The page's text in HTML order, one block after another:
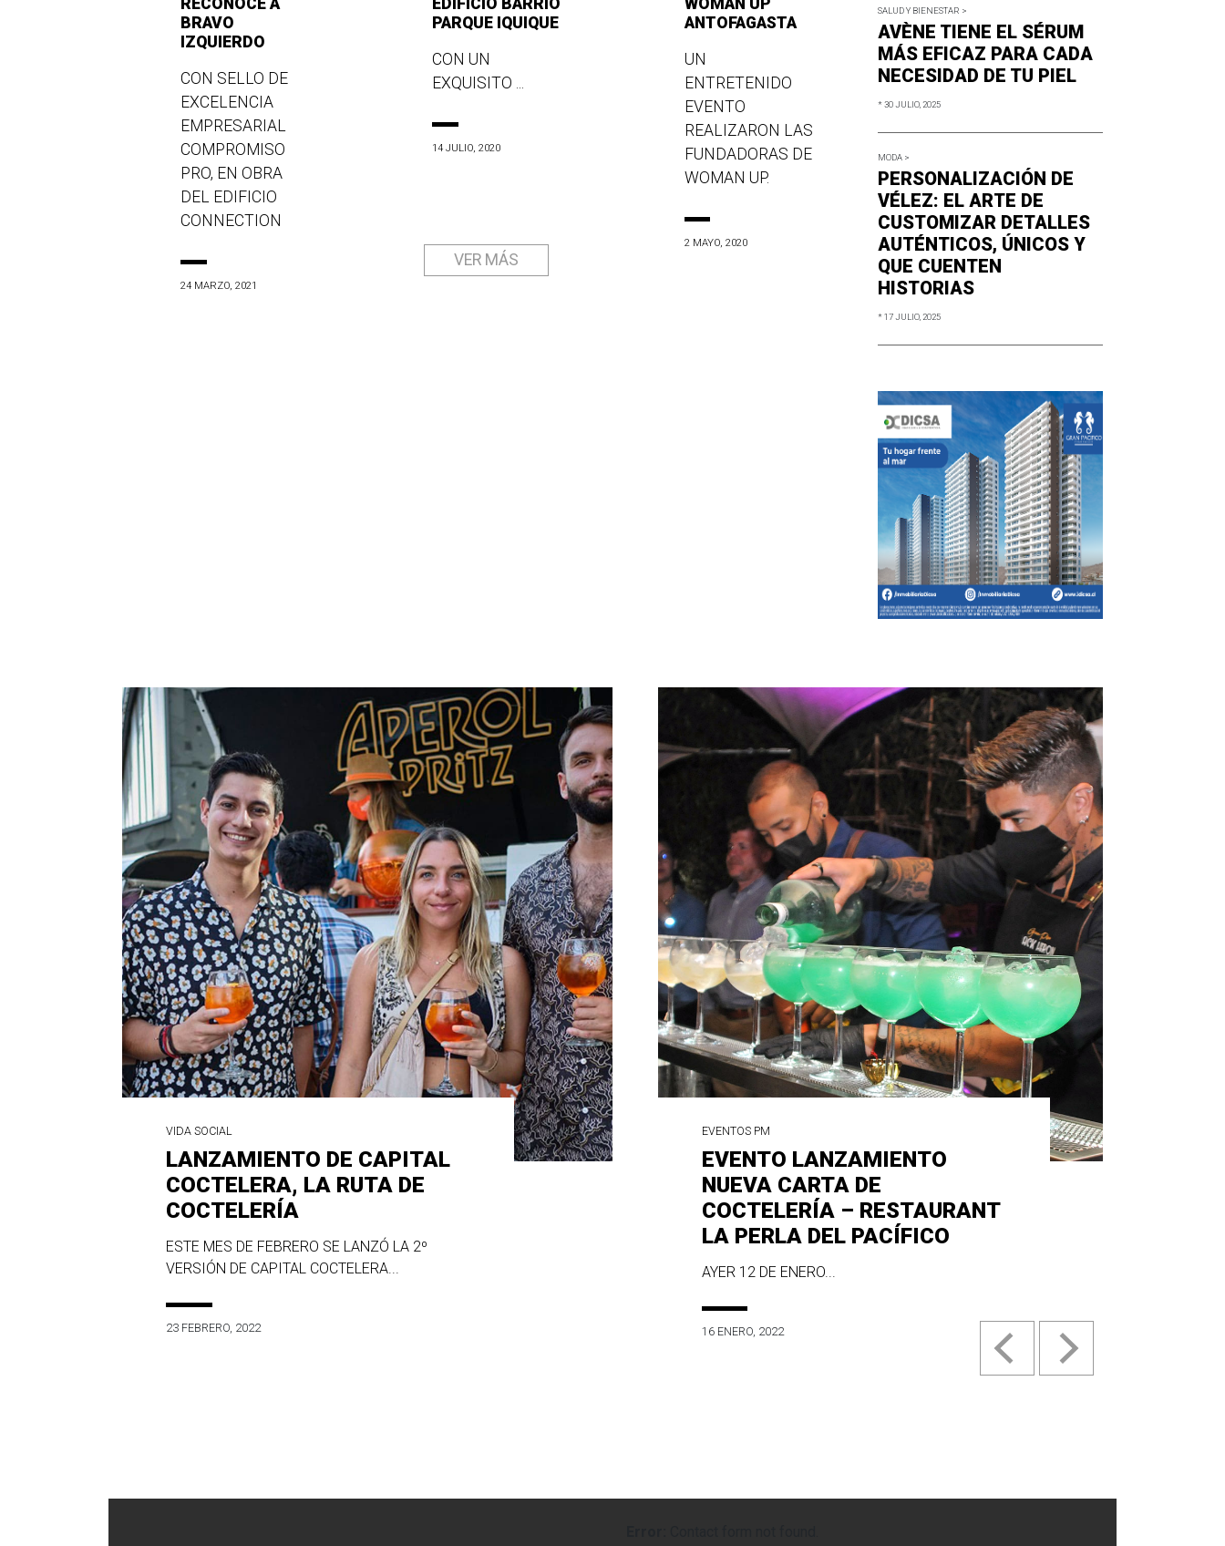
RECONOCE A
BRAVO
IZQUIERDO
CON SELLO DE
EXCELENCIA
EMPRESARIAL
COMPROMISO
PRO, EN OBRA
DEL EDIFICIO
CONNECTION
24 MARZO, 2021
EDIFICIO BARRIO
PARQUE IQUIQUE
CON UN
EXQUISITO ...
14 JULIO, 2020
WOMAN UP
ANTOFAGASTA
UN
ENTRETENIDO
EVENTO
REALIZARON LAS
FUNDADORAS DE
WOMAN UP.
2 MAYO, 2020
VER MÁS
SALUD Y BIENESTAR >
AVÈNE TIENE EL SÉRUM
MÁS EFICAZ PARA CADA
NECESIDAD DE TU PIEL
* 30 JULIO, 2025
MODA >
PERSONALIZACIÓN DE
VÉLEZ: EL ARTE DE
CUSTOMIZAR DETALLES
AUTÉNTICOS, ÚNICOS Y
QUE CUENTEN
HISTORIAS
* 17 JULIO, 2025
VIDA SOCIAL
LANZAMIENTO DE CAPITAL
COCTELERA, LA RUTA DE
COCTELERÍA
ESTE MES DE FEBRERO SE LANZÓ LA 2º
VERSIÓN DE CAPITAL COCTELERA...
23 FEBRERO, 2022
EVENTOS PM
EVENTO LANZAMIENTO
NUEVA CARTA DE
COCTELERÍA – RESTAURANT
LA PERLA DEL PACÍFICO
AYER 12 DE ENERO...
16 ENERO, 2022